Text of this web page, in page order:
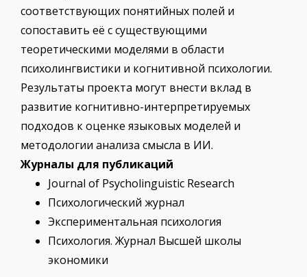
соответствующих понятийных полей и
сопоставить её с существующими
теоретическими моделями в области
психолингвистики и когнитивной психологии.
Результаты проекта могут внести вклад в
развитие когнитивно-интерпретируемых
подходов к оценке языковых моделей и
методологии анализа смысла в ИИ.
Журналы для публикаций
Journal of Psycholinguistic Research
Психологический журнал
Экспериментальная психология
Психология. Журнал Высшей школы
экономики